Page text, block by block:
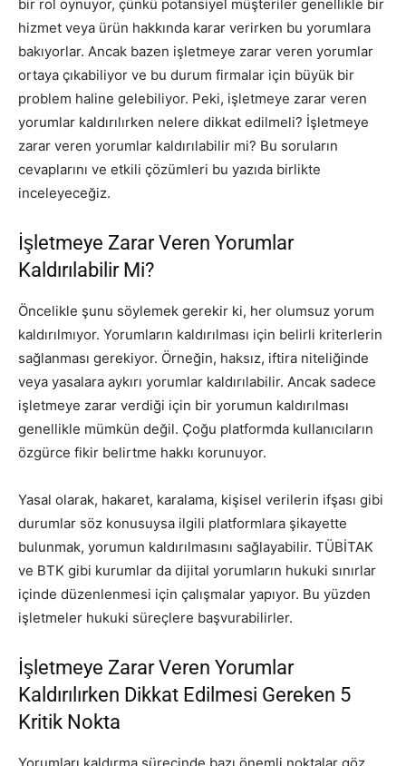
bir rol oynuyor, çünkü potansiyel müşteriler genellikle bir
hizmet veya ürün hakkında karar verirken bu yorumlara
bakıyorlar. Ancak bazen işletmeye zarar veren yorumlar
ortaya çıkabiliyor ve bu durum firmalar için büyük bir
problem haline gelebiliyor. Peki, işletmeye zarar veren
yorumlar kaldırılırken nelere dikkat edilmeli? İşletmeye
zarar veren yorumlar kaldırılabilir mi? Bu soruların
cevaplarını ve etkili çözümleri bu yazıda birlikte
inceleyeceğiz.
İşletmeye Zarar Veren Yorumlar
Kaldırılabilir Mi?
Öncelikle şunu söylemek gerekir ki, her olumsuz yorum
kaldırılmıyor. Yorumların kaldırılması için belirli kriterlerin
sağlanması gerekiyor. Örneğin, haksız, iftira niteliğinde
veya yasalara aykırı yorumlar kaldırılabilir. Ancak sadece
işletmeye zarar verdiği için bir yorumun kaldırılması
genellikle mümkün değil. Çoğu platformda kullanıcıların
özgürce fikir belirtme hakkı korunuyor.
Yasal olarak, hakaret, karalama, kişisel verilerin ifşası gibi
durumlar söz konusuysa ilgili platformlara şikayette
bulunmak, yorumun kaldırılmasını sağlayabilir. TÜBİTAK
ve BTK gibi kurumlar da dijital yorumların hukuki sınırlar
içinde düzenlenmesi için çalışmalar yapıyor. Bu yüzden
işletmeler hukuki süreçlere başvurabilirler.
İşletmeye Zarar Veren Yorumlar
Kaldırılırken Dikkat Edilmesi Gereken 5
Kritik Nokta